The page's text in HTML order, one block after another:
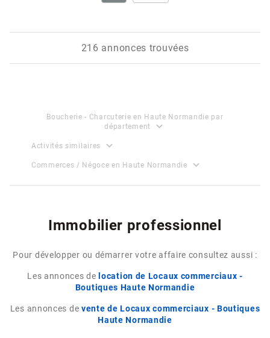
216 annonces trouvées
Boucherie - Charcuterie en Haute Normandie par
département
expand_more
Activités similaires expand_more
Commerces / Négoce en Haute Normandie expand_more
Immobilier professionnel
Pour développer ou démarrer votre affaire consultez aussi :
Les annonces de location de Locaux commerciaux -
Boutiques Haute Normandie
Les annonces de vente de Locaux commerciaux - Boutiques
Haute Normandie